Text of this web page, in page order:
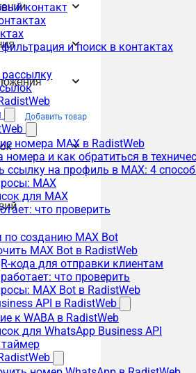
контакт
и поиск в контактах
номера MAX в RadistWeb
номера и как обратиться в
ссылку на профиль в MAX: 4
MAX
для MAX
что проверить
по созданию MAX Bot
MAX Bot в RadistWeb
кода для отправки клиентам
что проверить
MAX Bot в RadistWeb
API в RadistWeb
к WABA в RadistWeb
для WhatsApp Business API